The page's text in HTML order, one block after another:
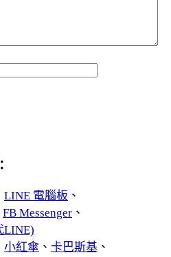
LINE 電腦板 、
FB Messenger 、
LINE)
小紅傘 、 卡巴斯基 、